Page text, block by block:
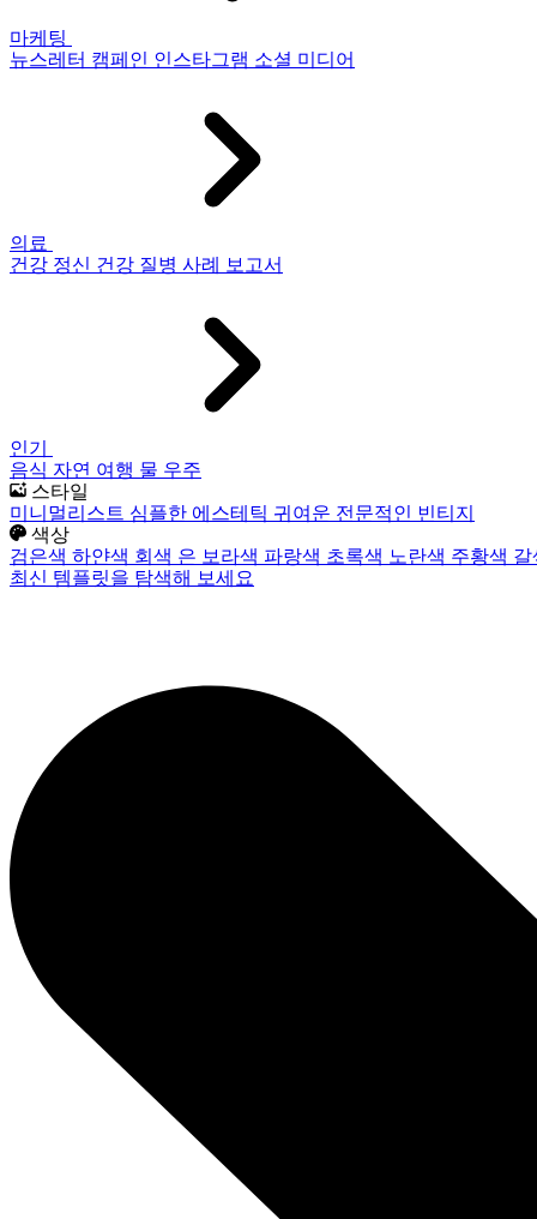
마케팅
뉴스레터 캠페인 인스타그램 소셜 미디어
의료
건강 정신 건강 질병 사례 보고서
인기
음식 자연 여행 물 우주
스타일
미니멀리스트 심플한 에스테틱 귀여운 전문적인 빈티지
색상
검은색 하얀색 회색 은 보라색 파랑색 초록색 노란색 주황색
최신 템플릿을 탐색해 보세요